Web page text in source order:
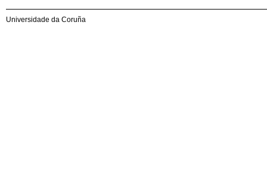
Universidade da Coruña